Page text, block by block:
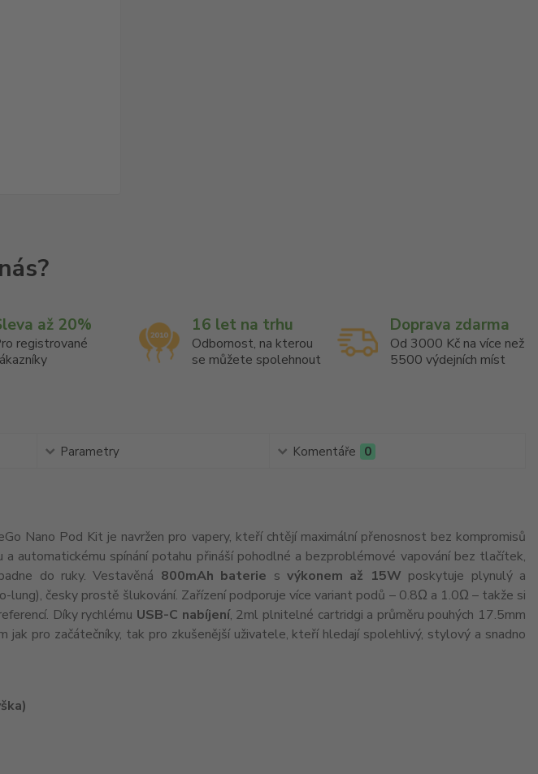
až 20%
registrované
16 let na trhu
Odbornost, na kterou
se můžete spolehnout
Doprava zdarma
Od 3000 Kč na více než
5500 výdejních míst
Parametry Komentáře 0
Nano Pod Kit je navržen pro vapery, kteří chtějí maximální přenosnost bez kompromisů
automatickému spínání potahu přináší pohodlné a bezproblémové vapování bez tlačítek,
do ruky. Vestavěná 800mAh baterie svýkonem až 15W poskytuje plynulý a
česky prostě šlukování. Zařízení podporuje více variant podů – 0.8Ω a 1.0Ω – takže si
Díky rychlému USB-C nabíjení, 2ml plnitelné cartridgi a průměru pouhých 17.5mm
jak pro začátečníky, tak pro zkušenější uživatele, kteří hledají spolehlivý, stylový a snadno